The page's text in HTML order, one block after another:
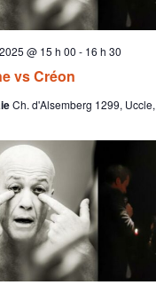
vs Créon
@ 15 h 00 - 16 h 30
Ch. d'Alsemberg 1299,